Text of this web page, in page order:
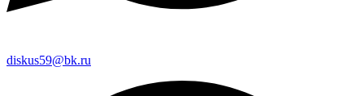
diskus59@bk.ru